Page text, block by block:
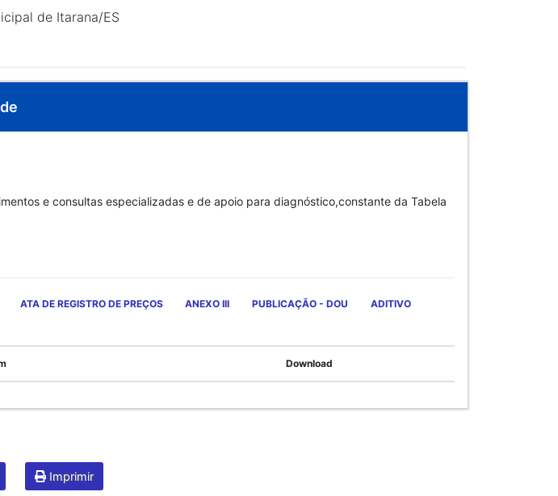
de Itarana/ES
e consultas especializadas e de apoio para diagnóstico,constante da Tabela
ATA DE REGISTRO DE PREÇOS ANEXO III PUBLICAÇÃO - DOU ADITIVO
Download
Imprimir